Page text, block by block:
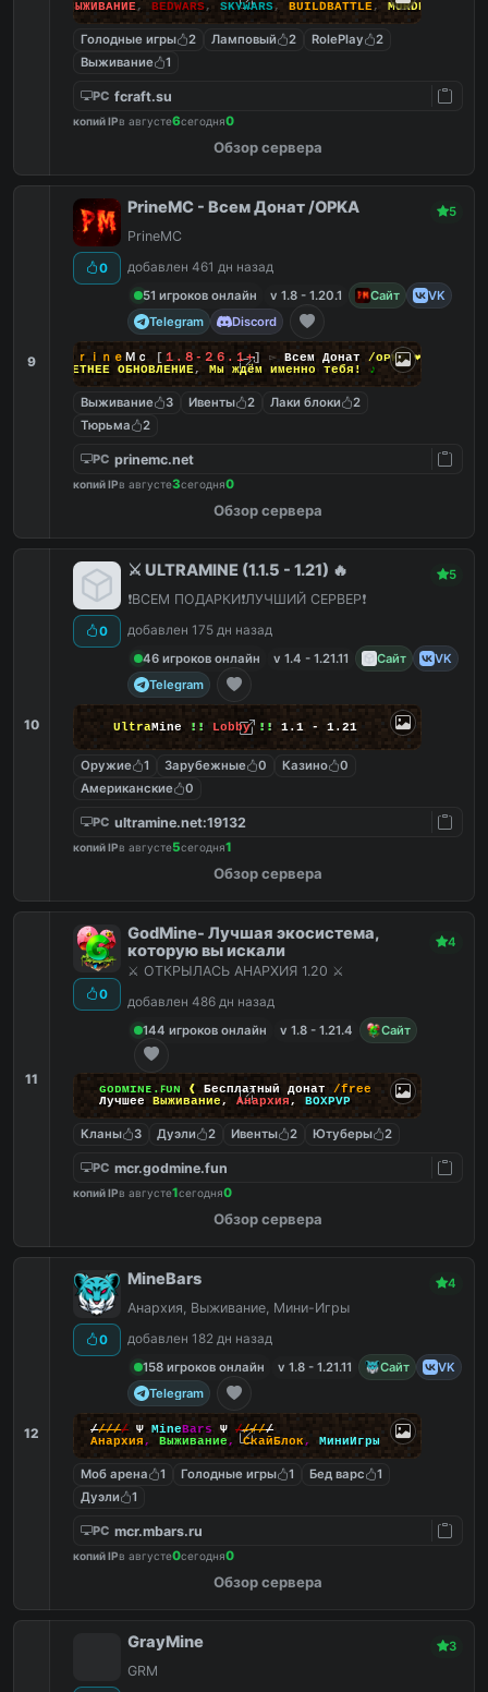
ВЫЖИВАНИЕ, BEDWARS, SKYWARS, BUILDBATTLE, MURDERMYSTERY
Голодные игры 2 Ламповый 2 RolePlay
2
Выживание
1
PC fcraft.su
копий IPв августе6сегодня0
Обзор сервера
9
0
PrineMC - Всем Донат /OPKA 5
PrineMC
добавлен 461 дн назад
51 игроков онлайн
v 1.8 - 1.20.1 Сайт
VK
Telegram
Discord
Ｐｒｉｎｅ Ｍｃ [ １.８-２６.１+] ▻ Всем Донат /ᴏᴘᴋᴀ❤
ЛЕТНЕЕ ОБНОВЛЕНИЕ, Мы ждём именно тебя! ♪
Выживание 3 Ивенты 2 Лаки блоки
2
Тюрьма
2
PC prinemc.net
копий IPв августе3сегодня0
Обзор сервера
10
0
⚔️ ULTRAMINE (1.1.5 - 1.21) 🔥 5
❗️ВСЕМ ПОДАРКИ❗️ЛУЧШИЙ СЕРВЕР❗️
добавлен 175 дн назад
46 игроков онлайн
v 1.4 - 1.21.11 Сайт
VK
Telegram
UltraMine !! Lobby !! 1.1 - 1.21
Оружие 1 Зарубежные 0 Казино
0
Американские
0
PC ultramine.net:19132
копий IPв августе5сегодня1
Обзор сервера
11
0
GodMine- Лучшая экосистема,
которую вы искали
4
⚔️ ОТКРЫЛАСЬ АНАРХИЯ 1.20 ⚔️
добавлен 486 дн назад
144 игроков онлайн
v 1.8 - 1.21.4 Сайт
ɢᴏᴅᴍɪɴᴇ.ꜰᴜɴ ❰ Бесплатный донат /free
Лучшее Выживание, Анархия, BOXPVP
Кланы 3 Дуэли 2 Ивенты 2 Ютуберы 2
PC mcr.godmine.fun
копий IPв августе1сегодня0
Обзор сервера
12
0
MineBars 4
Анархия, Выживание, Мини-Игры
добавлен 182 дн назад
158 игроков онлайн
v 1.8 - 1.21.11 Сайт
VK
Telegram
///// Ψ MineBars Ψ /////
Анархия, Выживание,СкайБлок, МиниИгры
Моб арена 1 Голодные игры 1 Бед варс
1
Дуэли
1
PC mcr.mbars.ru
копий IPв августе0сегодня0
Обзор сервера
GrayMine 3
GRM